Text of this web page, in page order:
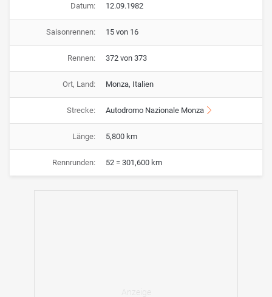
Datum: 12.09.1982
Saisonrennen: 15 von 16
Rennen: 372 von 373
Ort, Land: Monza, Italien
Strecke: Autodromo Nazionale Monza
Länge: 5,800 km
Rennrunden: 52 = 301,600 km